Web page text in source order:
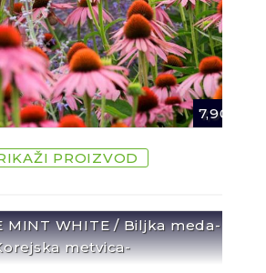
7,90
PROIZVOD
MINT WHITE / Biljka meda-
metvica-